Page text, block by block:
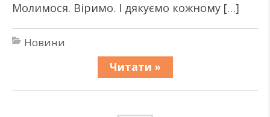
Молимося. Віримо. І дякуємо кожному […]
Новини
Читати »